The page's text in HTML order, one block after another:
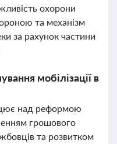
охорони
та механізм
за рахунок частини
мобілізації в
над реформою
грошового
та розвитком